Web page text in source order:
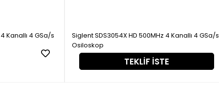
Kanallı 4 GSa/s
TEKLIF İSTE
Siglent SDS3054X HD 500MHz 4 Kanallı 4 GSa/s
Osiloskop